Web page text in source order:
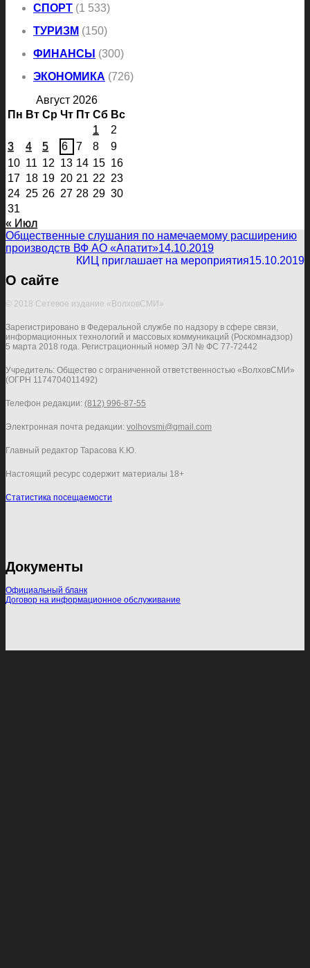
СПОРТ (1 533)
ТУРИЗМ (150)
ФИНАНСЫ (300)
ЭКОНОМИКА (726)
Август 2026
Пн Вт Ср Чт Пт Сб Вс
1
2
3
4 5 6 7 8
9
10 11 12 13 14 15 16
17 18 19 20 21 22 23
24 25 26 27 28 29 30
31
« Июл
Общественные слушания по намечаемому расширению
производств ВФ АО «Апатит»14.10.2019
КИЦ приглашает на мероприятия15.10.2019
О сайте
© 2018 Сетевое издание «ВолховСМИ»
Зарегистрировано в Федеральной службе по надзору в сфере связи,
информационных технологий и массовых коммуникаций (Роскомнадзор)
5 марта 2018 года. Регистрационный номер ЭЛ № ФС 77-72442
Учредитель: Общество с ограниченной ответственностью «ВолховСМИ»
(ОГРН 1174704011492)
Телефон редакции: (812) 996-87-55
Электронная почта редакции: volhovsmi@gmail.com
Главный редактор Тарасова К.Ю.
Настоящий ресурс содержит материалы 18+
Статистика посещаемости
Документы
Официальный бланк
Договор на информационное обслуживание